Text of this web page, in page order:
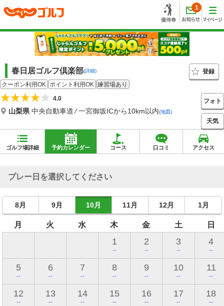
1
春日居ゴルフ倶楽部(詳細)
登録
クーポン利用OK ポイント利用OK 練習場あり
4.0
山梨県中央自動車道 ⁄ 一宮御坂ICから10km以内(地図)
フォト
天気
ゴルフ場詳細 予約カレンダー コース 口コミ アクセス
プレー日を選択してください
8月 9月 10月 11月 12月 1月
月 火 水 木 金 土 日
1
--
2
--
3
--
4
--
5
--
6
--
7
--
8
--
9
--
10
--
11
--
12
--
13
--
14
--
15
--
16
--
17
--
18
--